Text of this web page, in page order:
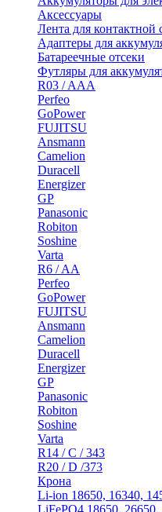
Аксессуары
Лента для контактной
Адаптеры для
Батареечные отсеки
Футляры для
R03 / AAA
Perfeo
GoPower
FUJITSU
Ansmann
Camelion
Duracell
Energizer
GP
Panasonic
Robiton
Soshine
Varta
R6 / AA
Perfeo
GoPower
FUJITSU
Ansmann
Camelion
Duracell
Energizer
GP
Panasonic
Robiton
Soshine
Varta
R14 / C / 343
R20 / D /373
Крона
Li-ion 18650, 16340,
LiFePO4 18650, 26650,